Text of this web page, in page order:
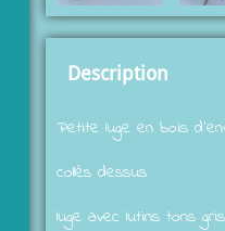
Description
Petite luge en bois
collés dessus
luge avec lutins tons